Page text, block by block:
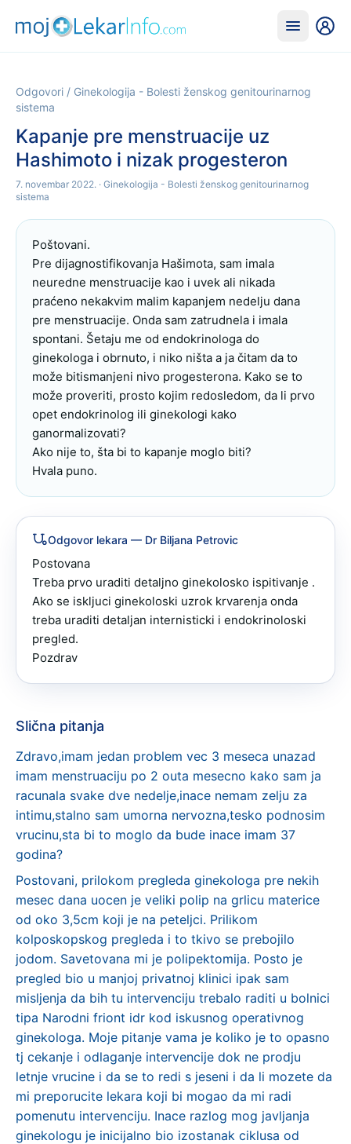
Odgovori / Ginekologija - Bolesti ženskog genitourinarnog
sistema
Kapanje pre menstruacije uz
Hashimoto i nizak progesteron
7. novembar 2022. · Ginekologija - Bolesti ženskog genitourinarnog
sistema
Poštovani.
Pre dijagnostifikovanja Hašimota, sam imala
neuredne menstruacije kao i uvek ali nikada
praćeno nekakvim malim kapanjem nedelju dana
pre menstruacije. Onda sam zatrudnela i imala
spontani. Šetaju me od endokrinologa do
ginekologa i obrnuto, i niko ništa a ja čitam da to
može bitismanjeni nivo progesterona. Kako se to
može proveriti, prosto kojim redosledom, da li prvo
opet endokrinolog ili ginekologi kako
ganormalizovati?
Ako nije to, šta bi to kapanje moglo biti?
Hvala puno.
Odgovor lekara — Dr Biljana Petrovic
Postovana
Treba prvo uraditi detaljno ginekolosko ispitivanje .
Ako se iskljuci ginekoloski uzrok krvarenja onda
treba uraditi detaljan internisticki i endokrinoloski
pregled.
Pozdrav
Slična pitanja
Zdravo,imam jedan problem vec 3 meseca unazad
imam menstruaciju po 2 outa mesecno kako sam ja
racunala svake dve nedelje,inace nemam zelju za
intimu,stalno sam umorna nervozna,tesko podnosim
vrucinu,sta bi to moglo da bude inace imam 37
godina?
Postovani, prilokom pregleda ginekologa pre nekih
mesec dana uocen je veliki polip na grlicu materice
od oko 3,5cm koji je na peteljci. Prilikom
kolposkopskog pregleda i to tkivo se prebojilo
jodom. Savetovana mi je polipektomija. Posto je
pregled bio u manjoj privatnoj klinici ipak sam
misljenja da bih tu intervenciju trebalo raditi u bolnici
tipa Narodni friont idr kod iskusnog operativnog
ginekologa. Moje pitanje vama je koliko je to opasno
tj cekanje i odlaganje intervencije dok ne prodju
letnje vrucine i da se to redi s jeseni i da li mozete da
mi preporucite lekara koji bi mogao da mi radi
pomenutu intervenciju. Inace razlog mog javljanja
ginekologu je inicijalno bio izostanak ciklusa od